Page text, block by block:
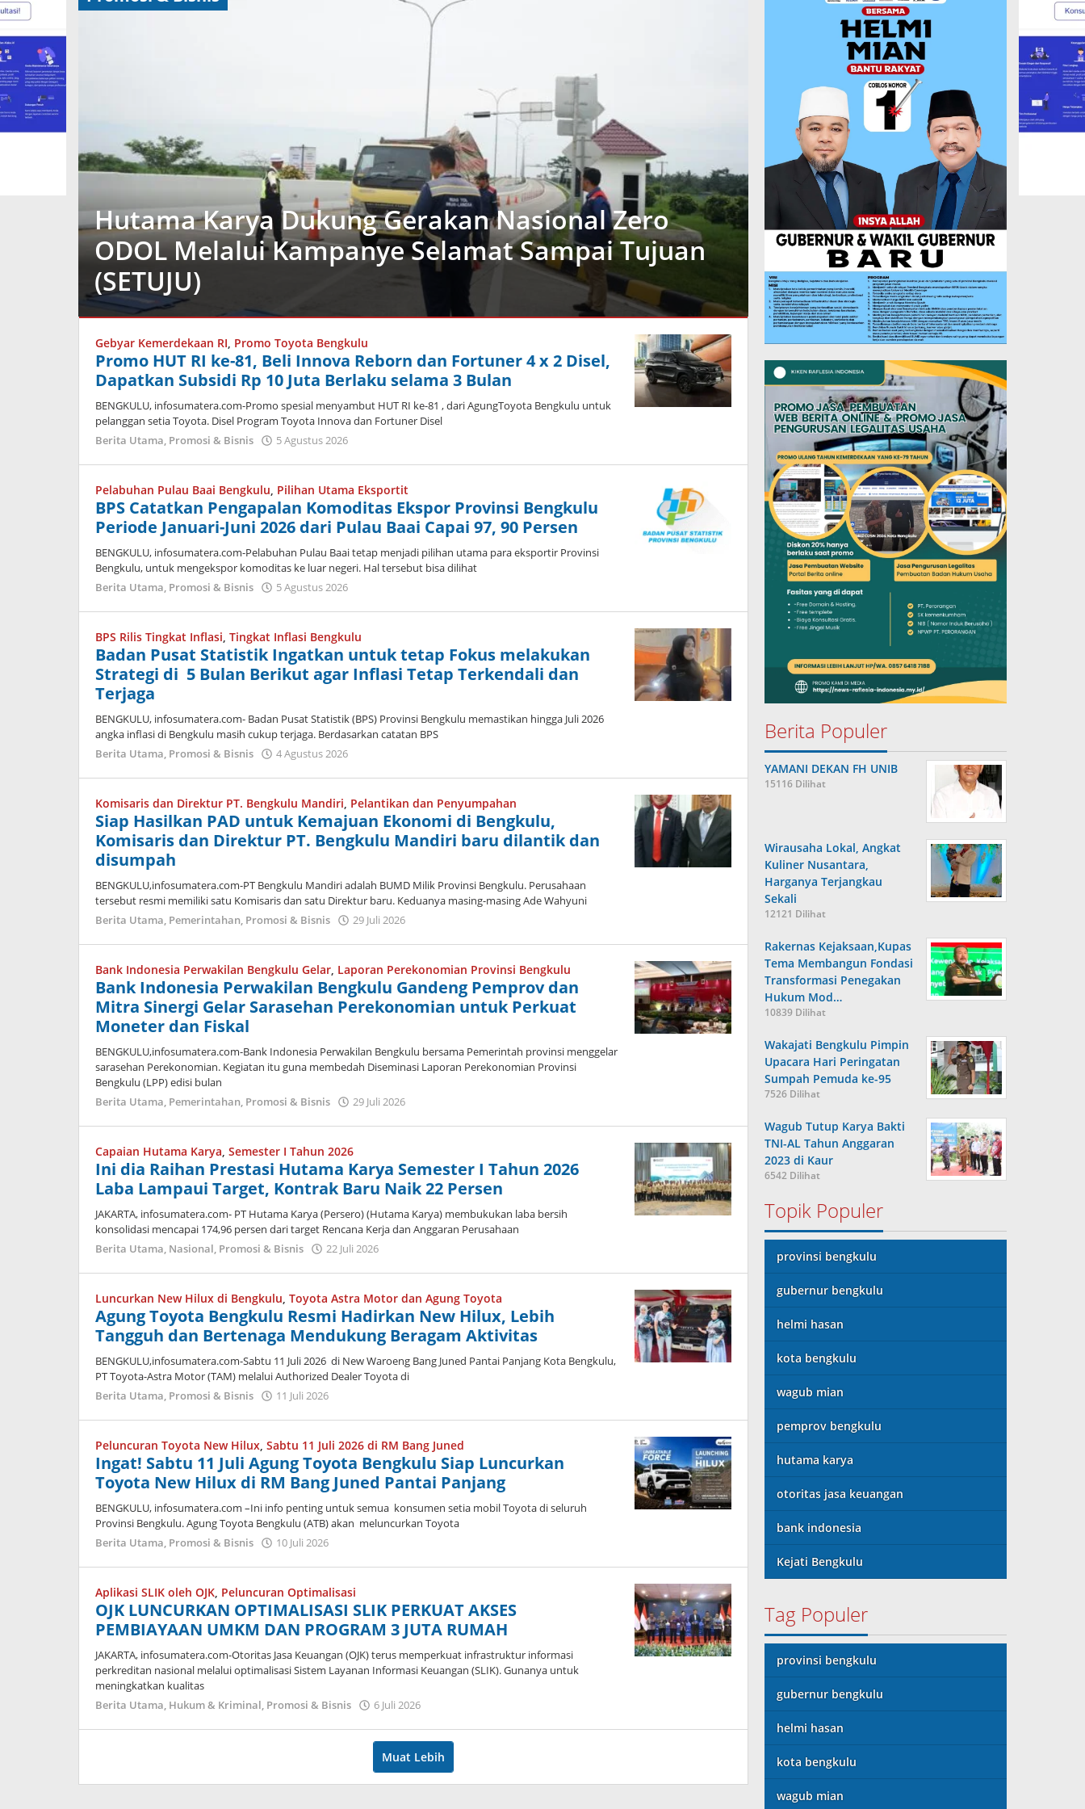
Hutama Karya Dukung Gerakan Nasional Zero
ODOL Melalui Kampanye Selamat Sampai Tujuan
(SETUJU)
Utama,
Promosi
Bisnis
Agustus
2026
oleh
Gebyar Kemerdekaan RI Promo Toyota Bengkulu
Promo HUT RI ke-81, Beli Innova Reborn dan Fortuner 4 x 2 Disel,
Dapatkan Subsidi Rp 10 Juta Berlaku selama 3 Bulan
BENGKULU, infosumatera.com-Promo spesial menyambut HUT RI ke-81 , dari AgungToyota Bengkulu untuk
pelanggan setia Toyota. Disel Program Toyota Innova dan Fortuner Disel
Berita Utama Promosi & Bisnis 5 Agustus 2026
Pelabuhan Pulau Baai Bengkulu Pilihan Utama Eksportit
BPS Catatkan Pengapalan Komoditas Ekspor Provinsi Bengkulu
Periode Januari-Juni 2026 dari Pulau Baai Capai 97, 90 Persen
BENGKULU, infosumatera.com-Pelabuhan Pulau Baai tetap menjadi pilihan utama para eksportir Provinsi
Bengkulu, untuk mengekspor komoditas ke luar negeri. Hal tersebut bisa dilihat
Berita Utama Promosi & Bisnis 5 Agustus 2026
BPS Rilis Tingkat Inflasi Tingkat Inflasi Bengkulu
Badan Pusat Statistik Ingatkan untuk tetap Fokus melakukan
Strategi di 5 Bulan Berikut agar Inflasi Tetap Terkendali dan
Terjaga
BENGKULU, infosumatera.com- Badan Pusat Statistik (BPS) Provinsi Bengkulu memastikan hingga Juli 2026
angka inflasi di Bengkulu masih cukup terjaga. Berdasarkan catatan BPS
Berita Utama Promosi & Bisnis 4 Agustus 2026
Komisaris dan Direktur PT. Bengkulu Mandiri Pelantikan dan Penyumpahan
Siap Hasilkan PAD untuk Kemajuan Ekonomi di Bengkulu,
Komisaris dan Direktur PT. Bengkulu Mandiri baru dilantik dan
disumpah
BENGKULU,infosumatera.com-PT Bengkulu Mandiri adalah BUMD Milik Provinsi Bengkulu. Perusahaan
tersebut resmi memiliki satu Komisaris dan satu Direktur baru. Keduanya masing-masing Ade Wahyuni
Berita Utama Pemerintahan Promosi & Bisnis 29 Juli 2026
Bank Indonesia Perwakilan Bengkulu Gelar Laporan Perekonomian Provinsi Bengkulu
Bank Indonesia Perwakilan Bengkulu Gandeng Pemprov dan
Mitra Sinergi Gelar Sarasehan Perekonomian untuk Perkuat
Moneter dan Fiskal
BENGKULU,infosumatera.com-Bank Indonesia Perwakilan Bengkulu bersama Pemerintah provinsi menggelar
sarasehan Perekonomian. Kegiatan itu guna membedah Diseminasi Laporan Perekonomian Provinsi
Bengkulu (LPP) edisi bulan
Berita Utama Pemerintahan Promosi & Bisnis 29 Juli 2026
Capaian Hutama Karya Semester I Tahun 2026
Ini dia Raihan Prestasi Hutama Karya Semester I Tahun 2026
Laba Lampaui Target, Kontrak Baru Naik 22 Persen
JAKARTA, infosumatera.com- PT Hutama Karya (Persero) (Hutama Karya) membukukan laba bersih
konsolidasi mencapai 174,96 persen dari target Rencana Kerja dan Anggaran Perusahaan
Berita Utama Nasional Promosi & Bisnis 22 Juli 2026
Luncurkan New Hilux di Bengkulu Toyota Astra Motor dan Agung Toyota
Agung Toyota Bengkulu Resmi Hadirkan New Hilux, Lebih
Tangguh dan Bertenaga Mendukung Beragam Aktivitas
BENGKULU,infosumatera.com-Sabtu 11 Juli 2026 di New Waroeng Bang Juned Pantai Panjang Kota Bengkulu,
PT Toyota-Astra Motor (TAM) melalui Authorized Dealer Toyota di
Berita Utama Promosi & Bisnis 11 Juli 2026
Peluncuran Toyota New Hilux Sabtu 11 Juli 2026 di RM Bang Juned
Ingat! Sabtu 11 Juli Agung Toyota Bengkulu Siap Luncurkan
Toyota New Hilux di RM Bang Juned Pantai Panjang
BENGKULU, infosumatera.com –Ini info penting untuk semua konsumen setia mobil Toyota di seluruh
Provinsi Bengkulu. Agung Toyota Bengkulu (ATB) akan meluncurkan Toyota
Berita Utama Promosi & Bisnis 10 Juli 2026
Aplikasi SLIK oleh OJK Peluncuran Optimalisasi
OJK LUNCURKAN OPTIMALISASI SLIK PERKUAT AKSES
PEMBIAYAAN UMKM DAN PROGRAM 3 JUTA RUMAH
JAKARTA, infosumatera.com-Otoritas Jasa Keuangan (OJK) terus memperkuat infrastruktur informasi
perkreditan nasional melalui optimalisasi Sistem Layanan Informasi Keuangan (SLIK). Gunanya untuk
meningkatkan kualitas
Berita Utama Hukum & Kriminal Promosi & Bisnis 6 Juli 2026
Muat Lebih
Berita Populer
YAMANI DEKAN FH UNIB
15116 Dilihat
Wirausaha Lokal, Angkat
Kuliner Nusantara,
Harganya Terjangkau
Sekali
12121 Dilihat
Rakernas Kejaksaan,Kupas
Tema Membangun Fondasi
Transformasi Penegakan
Hukum Mod…
10839 Dilihat
Wakajati Bengkulu Pimpin
Upacara Hari Peringatan
Sumpah Pemuda ke-95
7526 Dilihat
Wagub Tutup Karya Bakti
TNI-AL Tahun Anggaran
2023 di Kaur
6542 Dilihat
Topik Populer
provinsi bengkulu
gubernur bengkulu
helmi hasan
kota bengkulu
wagub mian
pemprov bengkulu
hutama karya
otoritas jasa keuangan
bank indonesia
Kejati Bengkulu
Tag Populer
provinsi bengkulu
gubernur bengkulu
helmi hasan
kota bengkulu
wagub mian